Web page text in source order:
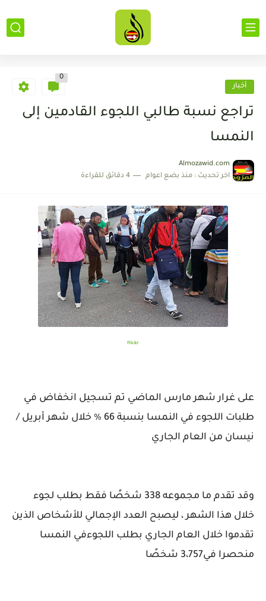
أخبار
0
تراجع نسبة طالبي اللجوء القادمين إلى
النمسا
Almozawid.com
اخر تحديث : منذ بضع اعوام 4 دقائق للقراءة
flickr
على غرار شهر مارس الماضي تم تسجيل انخفاض في
طلبات اللجوء في النمسا بنسبة 66 ٪ خلال شهر أبريل /
نيسان من العام الجاري
وقد تقدم ما مجموعه 338 شخصًا فقط بطلب لجوء
خلال هذا الشهر ، ليصبح العدد الإجمالي للأشخاص الذين
تقدموا خلال العام الجاري بطلب اللجوءفي النمسا
منحصرا في3،757 شخصًا